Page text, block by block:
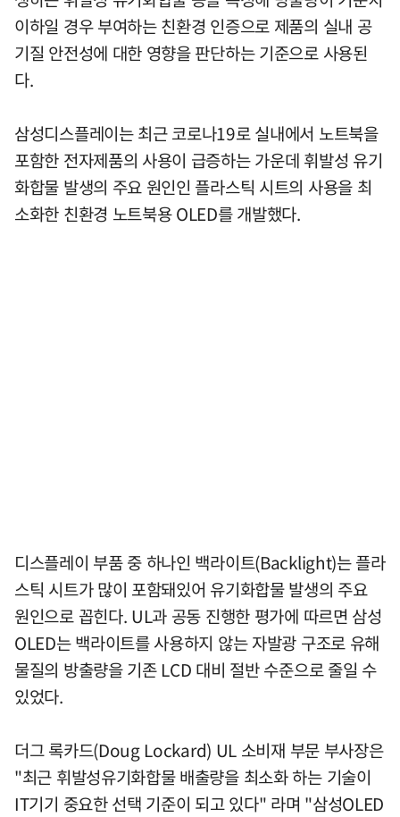
이하일 경우 부여하는 친환경 인증으로 제품의 실내 공
기질 안전성에 대한 영향을 판단하는 기준으로 사용된
다.
삼성디스플레이는 최근 코로나19로 실내에서 노트북을
포함한 전자제품의 사용이 급증하는 가운데 휘발성 유기
화합물 발생의 주요 원인인 플라스틱 시트의 사용을 최
소화한 친환경 노트북용 OLED를 개발했다.
디스플레이 부품 중 하나인 백라이트(Backlight)는 플라
스틱 시트가 많이 포함돼있어 유기화합물 발생의 주요
원인으로 꼽힌다. UL과 공동 진행한 평가에 따르면 삼성
OLED는 백라이트를 사용하지 않는 자발광 구조로 유해
물질의 방출량을 기존 LCD 대비 절반 수준으로 줄일 수
있었다.
더그 록카드(Doug Lockard) UL 소비재 부문 부사장은
"최근 휘발성유기화합물 배출량을 최소화 하는 기술이
IT기기 중요한 선택 기준이 되고 있다" 라며 "삼성OLED